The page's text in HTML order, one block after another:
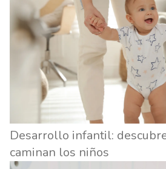
Desarrollo infantil:
caminan los niños